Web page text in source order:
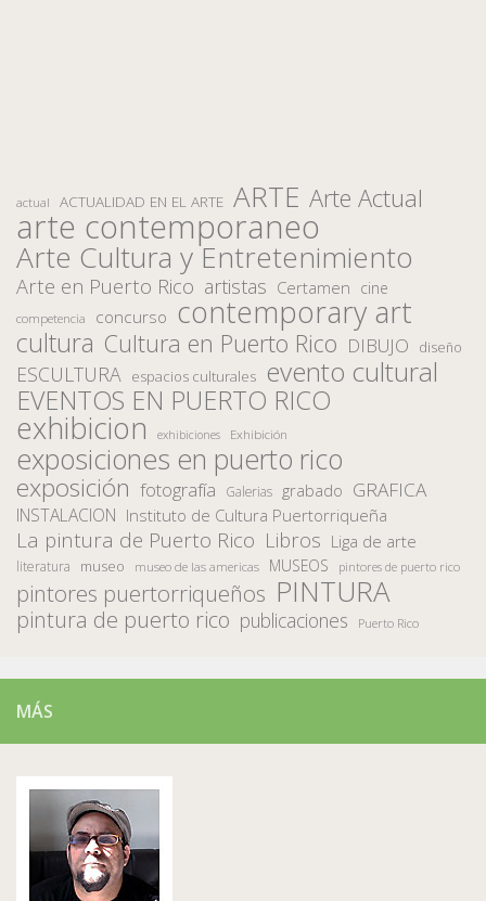
actual ACTUALIDAD EN EL ARTE ARTE Arte Actual
arte contemporaneo
Arte Cultura y Entretenimiento
Arte en Puerto Rico artistas Certamen cine
competencia concurso contemporary art
cultura Cultura en Puerto Rico DIBUJO diseño
ESCULTURA espacios culturales evento cultural
EVENTOS EN PUERTO RICO
exhibicion exhibiciones Exhibición
exposiciones en puerto rico
exposición fotografía Galerias grabado GRAFICA
INSTALACION Instituto de Cultura Puertorriqueña
La pintura de Puerto Rico Libros Liga de arte
literatura museo museo de las americas MUSEOS pintores de puerto rico
pintores puertorriqueños PINTURA
pintura de puerto rico publicaciones Puerto Rico
MÁS